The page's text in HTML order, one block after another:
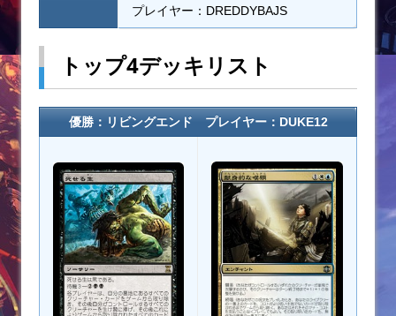
プレイヤー：DREDDYBAJS
トップ4デッキリスト
優勝：リビングエンド プレイヤー：DUKE12